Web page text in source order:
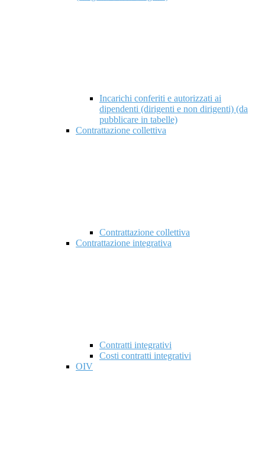
Incarichi conferiti e autorizzati ai
dipendenti (dirigenti e non dirigenti) (da
pubblicare in tabelle)
Contrattazione collettiva
Contrattazione collettiva
Contrattazione integrativa
Contratti integrativi
Costi contratti integrativi
OIV